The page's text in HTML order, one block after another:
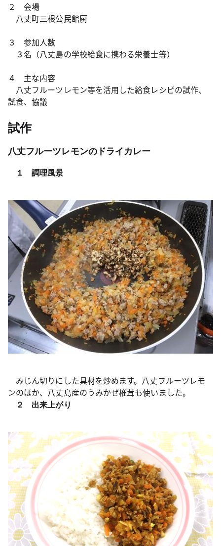
２ 会場
八丈町三根公民館厨
３ 参加人数
３名（八丈島の学校給食に携わる栄養士等）
４ 主な内容
八丈フルーツレモン等を活用した給食レシピの試作、
試食、協議
試作
八丈フルーツレモンのドライカレー
１ 調理風景
みじん切りにした具材を炒めます。八丈フルーツレモ
ンのほか、八丈島産のうみかぜ椎茸も使いました。
２ 出来上がり